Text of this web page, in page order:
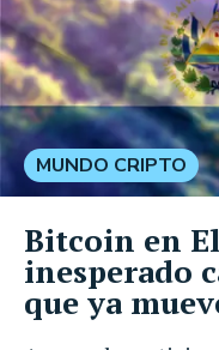
MUNDO CRIPTO
Bitcoin en
inesperado
que ya